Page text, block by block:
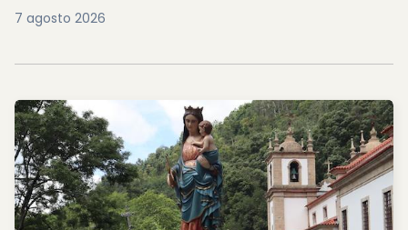
7 agosto 2026